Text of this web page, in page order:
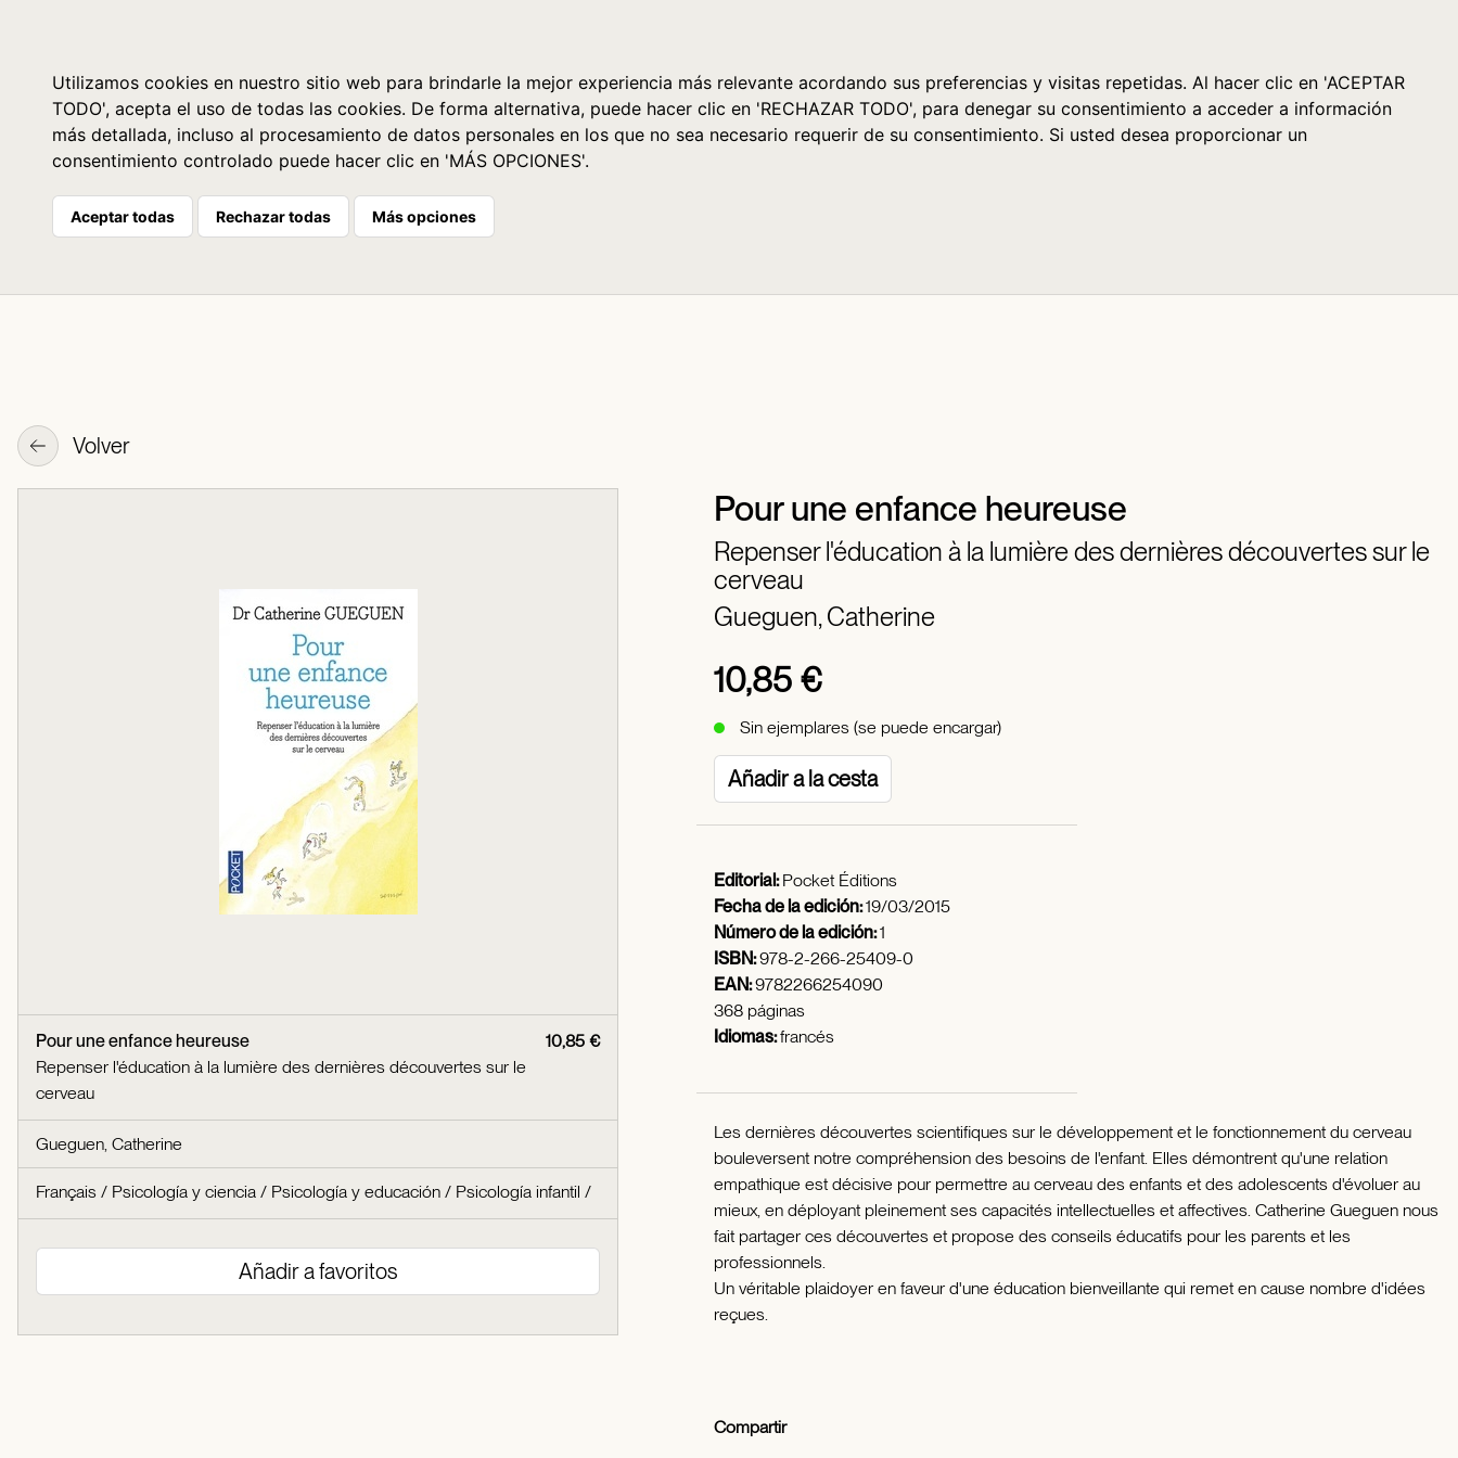
Utilizamos cookies en nuestro sitio web para brindarle la mejor experiencia más relevante acordando sus preferencias y visitas repetidas. Al hacer clic en 'ACEPTAR
TODO', acepta el uso de todas las cookies. De forma alternativa, puede hacer clic en 'RECHAZAR TODO', para denegar su consentimiento a acceder a información
más detallada, incluso al procesamiento de datos personales en los que no sea necesario requerir de su consentimiento. Si usted desea proporcionar un
consentimiento controlado puede hacer clic en 'MÁS OPCIONES'.
Aceptar todas Rechazar todas Más opciones
Volver
Pour une enfance heureuse
Repenser l'éducation à la lumière des dernières découvertes sur le
cerveau
Gueguen, Catherine
10,85 €
Sin ejemplares (se puede encargar)
Añadir a la cesta
10,85 €
Pour une enfance heureuse
Repenser l'éducation à la lumière des dernières découvertes sur le
cerveau
Gueguen, Catherine
Français / Psicología y ciencia / Psicología y educación / Psicología infantil /
Añadir a favoritos
Editorial:Pocket Éditions
Fecha de la edición:19/03/2015
Número de la edición:1
ISBN:978-2-266-25409-0
EAN:9782266254090
368 páginas
Idiomas:francés
Les dernières découvertes scientifiques sur le développement et le fonctionnement du cerveau
bouleversent notre compréhension des besoins de l'enfant. Elles démontrent qu'une relation
empathique est décisive pour permettre au cerveau des enfants et des adolescents d'évoluer au
mieux, en déployant pleinement ses capacités intellectuelles et affectives. Catherine Gueguen nous
fait partager ces découvertes et propose des conseils éducatifs pour les parents et les
professionnels.
Un véritable plaidoyer en faveur d'une éducation bienveillante qui remet en cause nombre d'idées
reçues.
Compartir